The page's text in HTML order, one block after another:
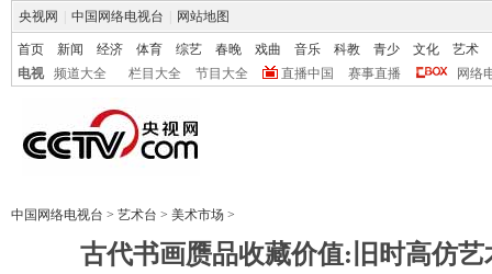
央视网 中国网络电视台 网站地图
首页 新闻 经济 体育 综艺 春晚 戏曲 音乐 科教 青少 文化
艺术
电视
频道大全 栏目大全 节目大全 直播中国 赛事直播 网络
中国网络电视台 > 艺术台 > 美术市场 >
古代书画赝品收藏价值:旧时高仿